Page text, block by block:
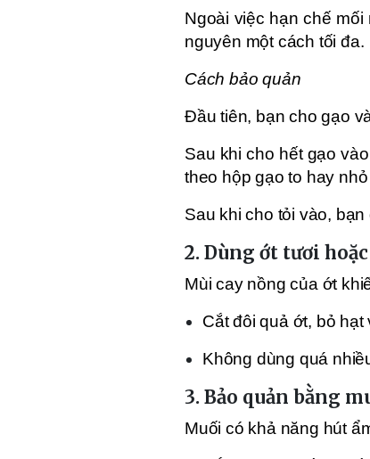
Ngoài việc hạn chế
nguyên một cách tối đa.
Cách bảo quản
Đầu tiên, bạn cho gạo
Sau khi cho hết gạo
theo hộp gạo to hay
Sau khi cho tỏi vào,
2. Dùng ớt tươi
Mùi cay nồng của ớt
Cắt đôi quả ớt, bỏ
Không dùng quá
3. Bảo quản bằng
Muối có khả năng hút